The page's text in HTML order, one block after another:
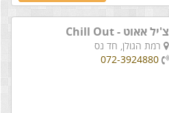
צ'יל אאוט - Chill Out
רמת הגולן, חד נס
072-3924880